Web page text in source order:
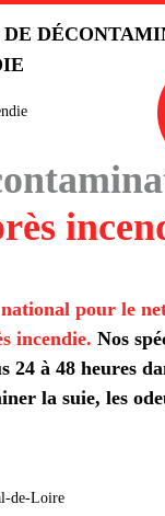
principal
pour le
incendie. Nos
24 à 48 heures
la suie, les
de-Loire